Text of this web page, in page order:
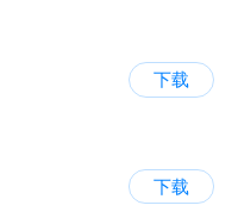
下载
下载